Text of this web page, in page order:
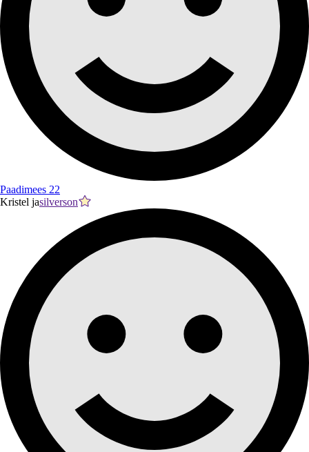
Paadimees 22
Kristel jasilverson